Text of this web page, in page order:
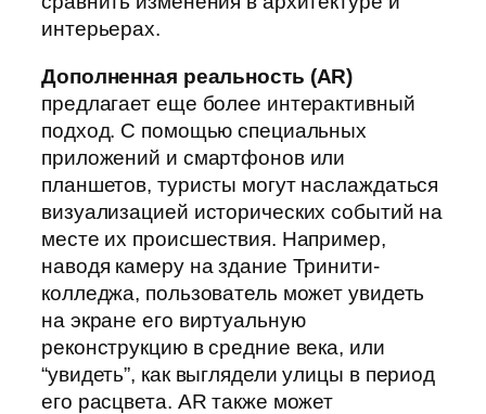
интерьерах.
Дополненная реальность (AR)
предлагает еще более интерактивный
подход. С помощью специальных
приложений и смартфонов или
планшетов, туристы могут наслаждаться
визуализацией исторических событий на
месте их происшествия. Например,
наводя камеру на здание Тринити-
колледжа, пользователь может увидеть
на экране его виртуальную
реконструкцию в средние века, или
“увидеть”, как выглядели улицы в период
его расцвета. AR также может